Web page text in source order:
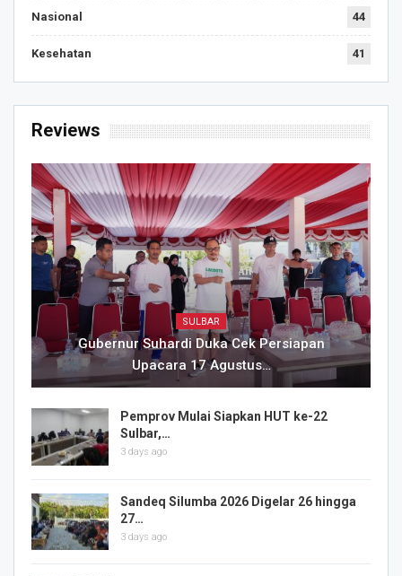
Nasional 44
Kesehatan 41
Reviews
SULBAR
Gubernur Suhardi Duka Cek Persiapan
Upacara 17 Agustus…
Pemprov Mulai Siapkan HUT ke-22
Sulbar,…
3 days ago
Sandeq Silumba 2026 Digelar 26 hingga
27…
3 days ago